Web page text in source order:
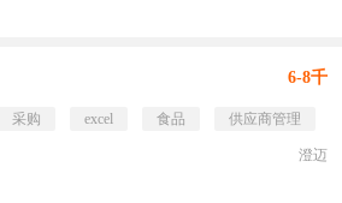
6-8千
采购 excel 食品 供应商管理
澄迈